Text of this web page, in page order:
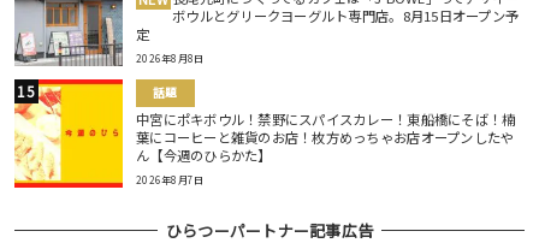
ボウルとグリークヨーグルト専門店。8月15日オープン予
定
2026年8月8日
話題
中宮にポキボウル！禁野にスパイスカレー！東船橋にそば！楠
葉にコーヒーと雑貨のお店！枚方めっちゃお店オープンしたや
ん【今週のひらかた】
2026年8月7日
ひらつーパートナー記事広告